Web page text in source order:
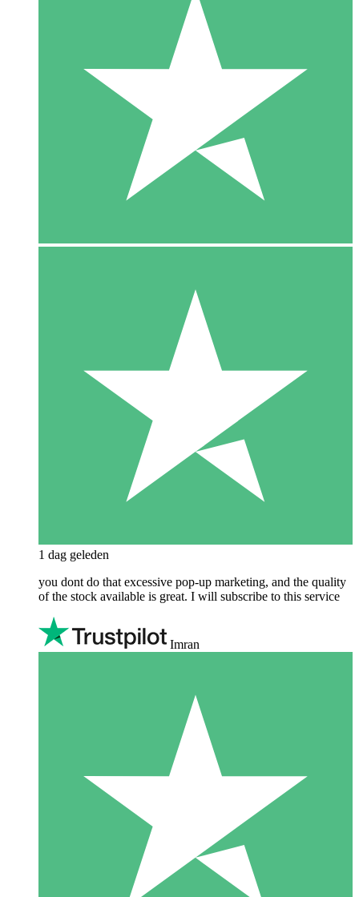
1 dag geleden
you dont do that excessive pop-up marketing, and the quality
of the stock available is great. I will subscribe to this service
Imran